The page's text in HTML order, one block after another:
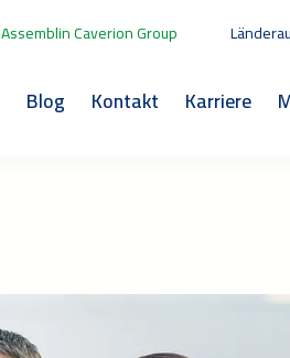
Assemblin Caverion Group
Blog Kontakt Karriere